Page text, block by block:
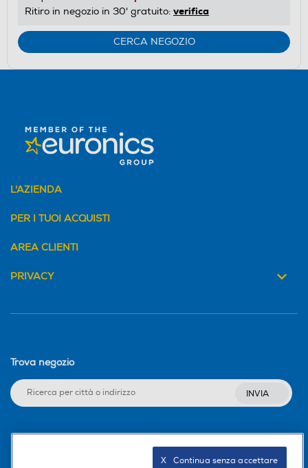
Ritiro in negozio in 30' gratuito: verifica
CERCA NEGOZIO
L'AZIENDA
PER I TUOI ACQUISTI
AREA CLIENTI
PRIVACY
Trova negozio
INVIA
X   Continua senza accettare